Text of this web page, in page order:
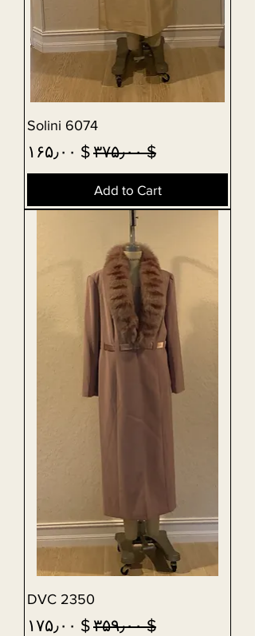
Solini 6074
Regular Price
$ ۳۷۵٫۰۰ Sale Price
$ ۱۶۵٫۰۰
Add to Cart
DVC 2350
Regular Price
$ ۳۵۹٫۰۰ Sale Price
$ ۱۷۵٫۰۰